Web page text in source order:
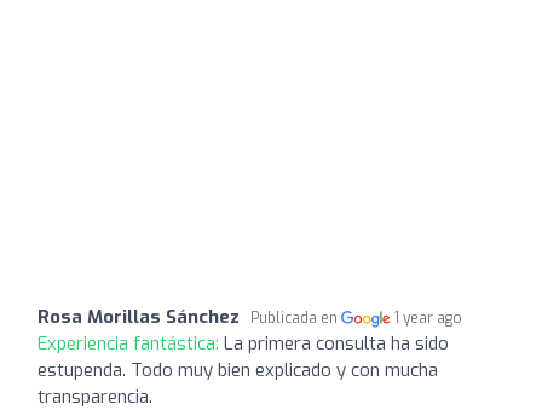
Rosa Morillas Sánchez Publicada en 1 year ago
Experiencia fantástica: La primera consulta ha sido
estupenda. Todo muy bien explicado y con mucha
transparencia.